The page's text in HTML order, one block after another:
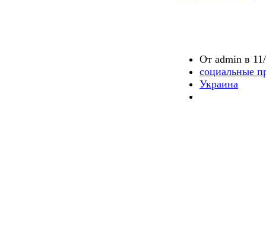
От admin в
социальные
Украина